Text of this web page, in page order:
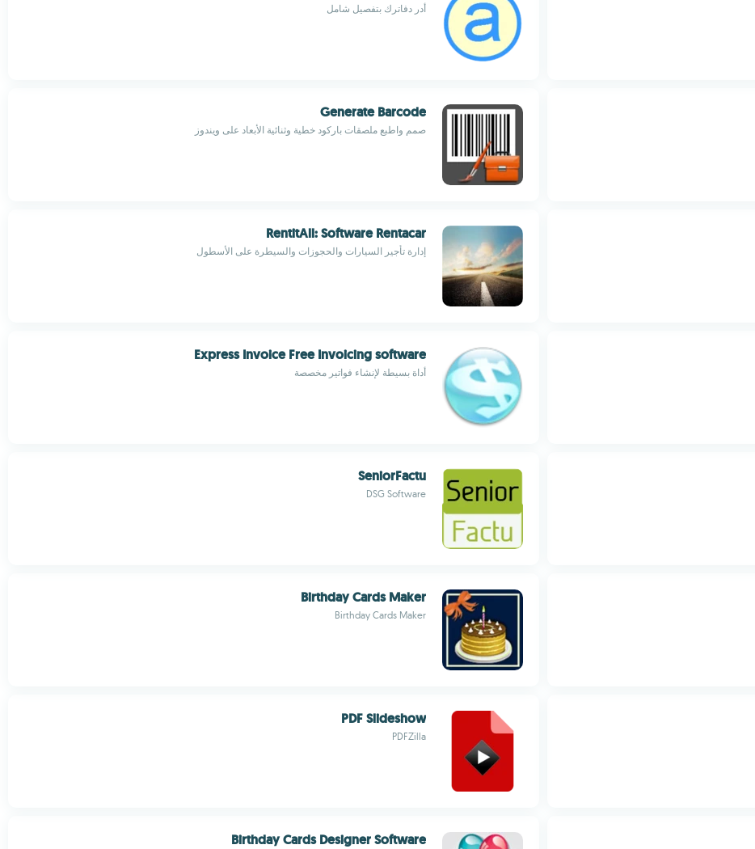
أدر دفاترك بتفصيل شامل
Generate Barcode
صمم واطبع ملصقات باركود خطية وثنائية الأبعاد على ويندوز
RentitAll: Software Rentacar
إدارة تأجير السيارات والحجوزات والسيطرة على الأسطول
Express Invoice Free Invoicing software
أداة بسيطة لإنشاء فواتير مخصصة
SeniorFactu
DSG Software
Birthday Cards Maker
Birthday Cards Maker
PDF Slideshow
PDFZilla
Birthday Cards Designer Software